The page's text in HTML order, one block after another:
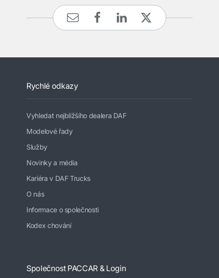
Rychlé odkazy
Vyhledat nejbližšího dealera DAF
Modelové řady
Služby
Novinky a média
Kariéra v DAF Trucks
O nás
Informace o společnosti
Kodex chování
Společnost PACCAR & Login